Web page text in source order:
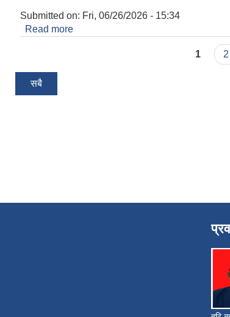
Submitted on: Fri, 06/26/2026 - 15:34
Read more
1 2
सबै